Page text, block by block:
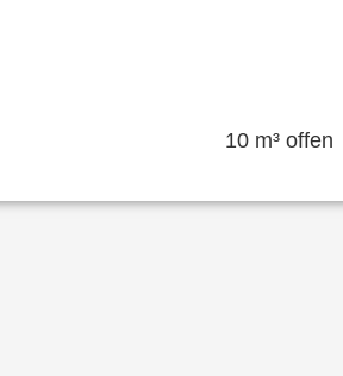
10 m³ offen